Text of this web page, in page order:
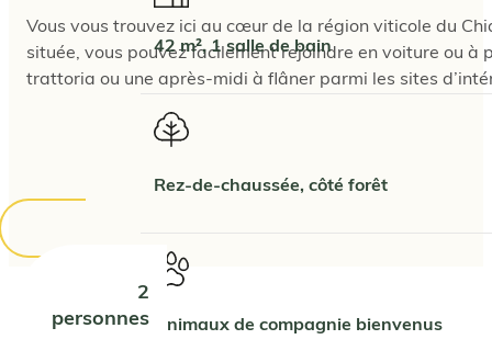
2
personnes
42 m², 1 salle de bain
Rez-de-chaussée, côté forêt
Animaux de compagnie bienvenus
Vous vous trouvez ici au cœur de la région viticole du
située, vous pouvez facilement rejoindre en voiture ou
trattoria ou une après-midi à flâner parmi les sites